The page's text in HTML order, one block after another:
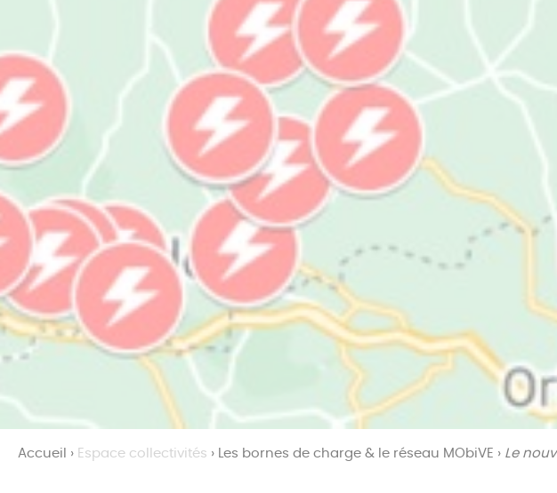
Accueil › Espace collectivités › Les bornes de charge & le réseau MObiVE › Le